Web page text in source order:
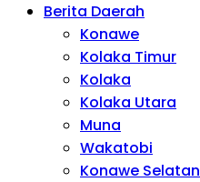
Berita Daerah
Konawe
Kolaka Timur
Kolaka
Kolaka Utara
Muna
Wakatobi
Konawe Selatan